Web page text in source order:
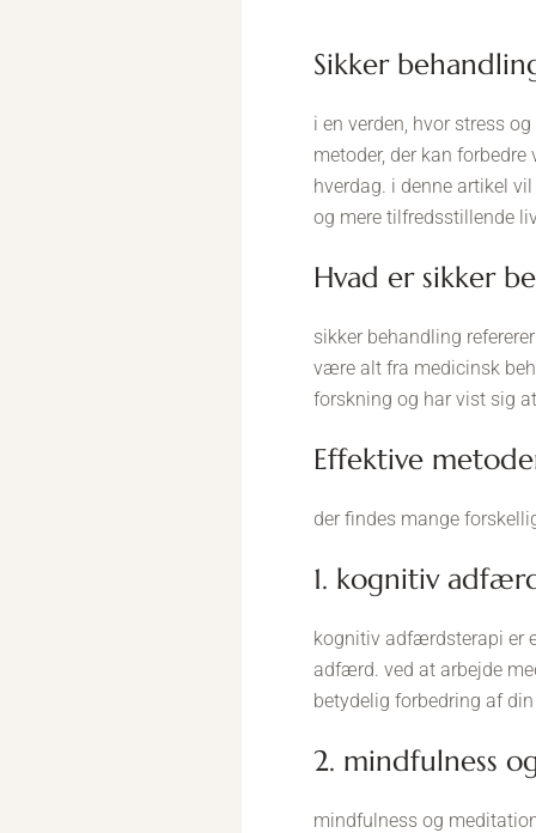
sikker
i en verden, hvor stress
metoder, der kan
hverdag. i denne artikel
og mere tilfredsstillende
hvad er sikker
sikker behandling
være alt fra medicinsk
forskning og har vist sig
effektive
der findes mange
1. kognitiv
kognitiv adfærdsterapi er
adfærd. ved at arbejde
betydelig forbedring af
2. mindfulness
mindfulness og